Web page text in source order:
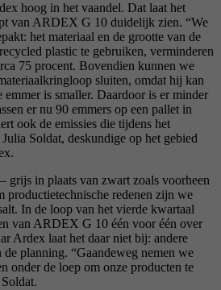
hoog in het vaandel. Dat laat het
van ARDEX G 10 duidelijk zien. “We
het materiaal en de grootte van de
plastic te gebruiken, verminderen
75 procent. Bovendien kunnen we
sluiten, omdat hij kan
is smaller. Daardoor is er minder
er nu 90 emmers op een pallet in
ook de emissies die tijdens het
Soldat, deskundige op het gebied
grijs in plaats van zwart zoals voorheen
productietechnische redenen zijn we
In de loop van het vierde kwartaal
van ARDEX G 10 één voor één over
Ardex laat het daar niet bij: andere
planning. “Gaandeweg nemen we
onder de loep om onze producten te